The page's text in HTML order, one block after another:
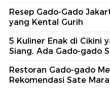
Resep Gado-Gado
yang Kental Gurih
5 Kuliner Enak di Cikini
Siang, Ada Gado-gado
Restoran Gado-gado
Rekomendasi Sate